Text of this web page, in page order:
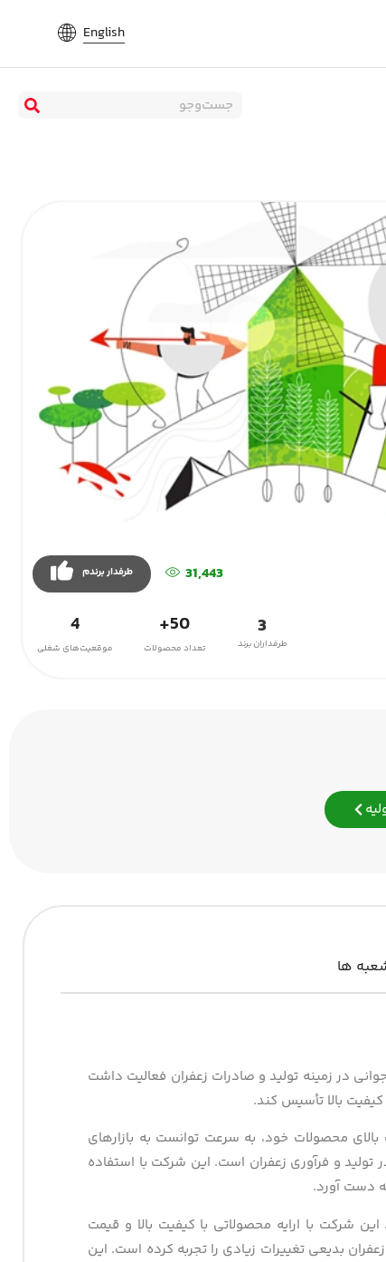
English
طرفدار برندم 31,443
3
طرفداران برند
50+
تعداد محصولات
4
موقعیت‌های شغلی
ها
جوانی در زمینه تولید و صادرات زعفران فعالیت داشت
بالا تأسیس کند.
بالای محصولات خود، به سرعت توانست به بازارهای
تولید و فرآوری زعفران است. این شرکت با استفاده
دست آورد.
جهان صادر می‌کند. این شرکت با ارایه محصولاتی با کیفیت بالا و قیمت
بدیعی تغییرات زیادی را تجربه کرده است. این